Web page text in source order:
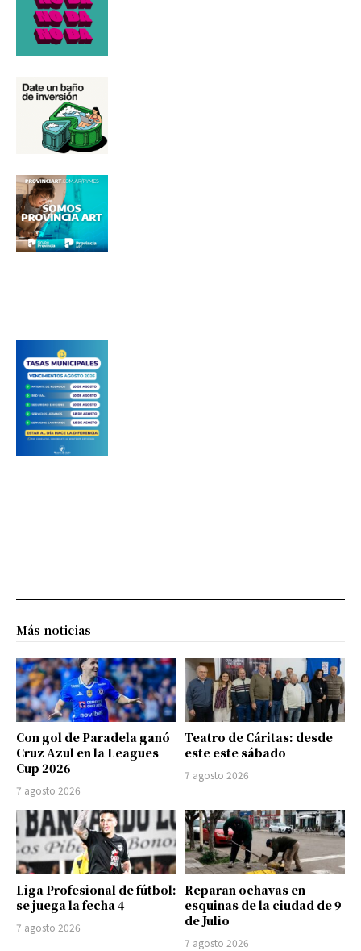
Nombre
Apellidos
Número de teléfono
Más noticias
Con gol de Paradela ganó
Cruz Azul en la Leagues
Cup 2026
7 agosto 2026
Teatro de Cáritas: desde
este este sábado
7 agosto 2026
Liga Profesional de fútbol:
se juega la fecha 4
7 agosto 2026
Reparan ochavas en
esquinas de la ciudad de 9
de Julio
7 agosto 2026